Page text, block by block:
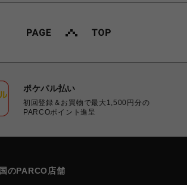
ポケパル払い
初回登録＆お買物で最大1,500円分の
PARCOポイント進呈
のPARCO店舗